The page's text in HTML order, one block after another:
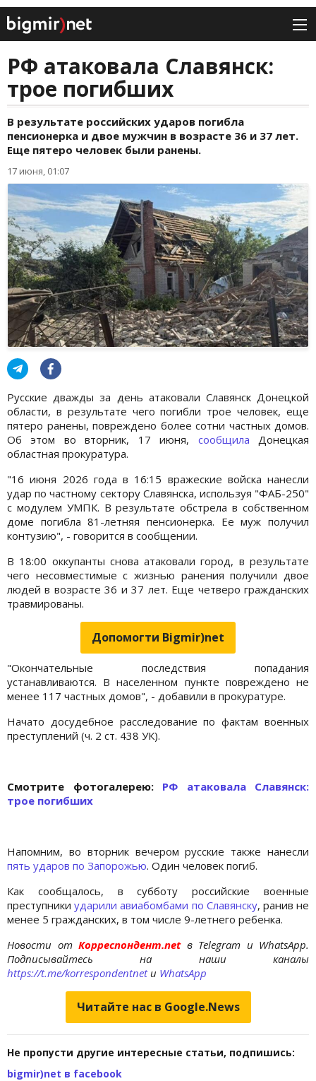
РФ атаковала Славянск:
трое погибших
В результате российских ударов погибла
пенсионерка и двое мужчин в возрасте 36 и 37 лет.
Еще пятеро человек были ранены.
17 июня, 01:07
Русские дважды за день атаковали Славянск Донецкой
области, в результате чего погибли трое человек, еще
пятеро ранены, повреждено более сотни частных домов.
Об этом во вторник, 17 июня, сообщила Донецкая
областная прокуратура.
"16 июня 2026 года в 16:15 вражеские войска нанесли
удар по частному сектору Славянска, используя "ФАБ-250"
с модулем УМПК. В результате обстрела в собственном
доме погибла 81-летняя пенсионерка. Ее муж получил
контузию", - говорится в сообщении.
В 18:00 оккупанты снова атаковали город, в результате
чего несовместимые с жизнью ранения получили двое
людей в возрасте 36 и 37 лет. Еще четверо гражданских
травмированы.
Допомогти Bigmir)net
"Окончательные последствия попадания
устанавливаются. В населенном пункте повреждено не
менее 117 частных домов", - добавили в прокуратуре.
Начато досудебное расследование по фактам военных
преступлений (ч. 2 ст. 438 УК).
Cмотрите фотогалерею: РФ атаковала Славянск:
трое погибших
Напомним, во вторник вечером русские также нанесли
пять ударов по Запорожью. Один человек погиб.
Как сообщалось, в субботу российские военные
преступникиударили авиабомбами по Славянску, ранив не
менее 5 гражданских, в том числе 9-летнего ребенка.
Новости отКорреспондент.net в Telegram и WhatsApp.
Подписывайтесь на наши каналы
https://t.me/korrespondentnetи WhatsApp
Читайте нас в Google.News
Не пропусти другие интересные статьи, подпишись:
bigmir)net в facebook